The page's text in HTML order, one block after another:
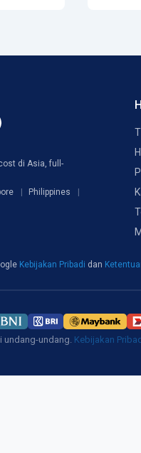
di Asia, full-
Philippines
Kebijakan Pribadi dan
undang-undang. Kebijakan